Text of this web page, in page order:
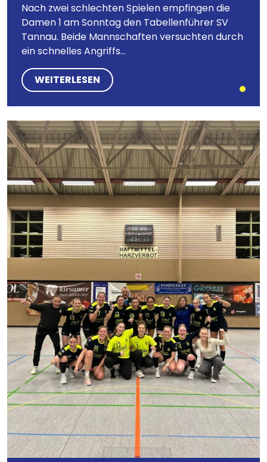
Nach zwei schlechten Spielen empfingen die
Damen 1 am Sonntag den Tabellenführer SV
Tannau. Beide Mannschaften versuchten durch
ein schnelles Angriffs...
WEITERLESEN